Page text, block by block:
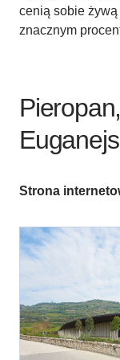
cenią sobie
znacznym
Strona